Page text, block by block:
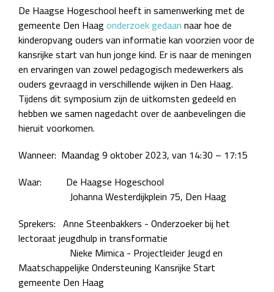
De Haagse Hogeschool heeft in samenwerking met de
gemeente Den Haagonderzoek gedaannaar hoe de
kinderopvang ouders van informatie kan voorzien voor de
kansrijke start van hun jonge kind. Er is naar de meningen
en ervaringen van zowel pedagogisch medewerkers als
ouders gevraagd in verschillende wijken in Den Haag.
Tijdens dit symposium zijn de uitkomsten gedeeld en
hebben we samen nagedacht over de aanbevelingen die
hieruit voorkomen.
Wanneer: Maandag 9 oktober 2023, van 14:30 – 17:15
Waar: De Haagse Hogeschool
Johanna Westerdijkplein 75, Den Haag
Sprekers: Anne Steenbakkers - Onderzoeker bij het
lectoraat jeugdhulp in transformatie
Nieke Mimica - Projectleider Jeugd en
Maatschappelijke Ondersteuning Kansrijke Start
gemeente Den Haag